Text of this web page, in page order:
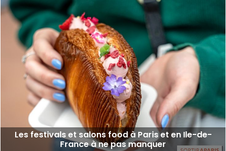
Les festivals et salons food à Paris et en Ile-de-
France à ne pas manquer